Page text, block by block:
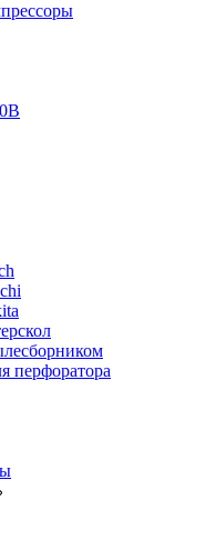
перфоратора